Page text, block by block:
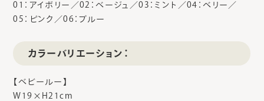
01：アイボリー／02：ベージュ／03：ミント／04：ベリー／
05：ピンク／06：ブルー
カラーバリエーション：
【ベビールー】
W19×H21cm